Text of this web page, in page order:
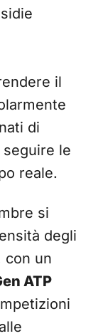
il
di
le
reale.
si
degli
con un
ATP